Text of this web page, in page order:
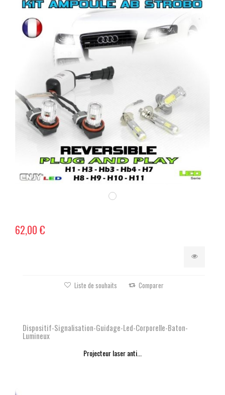
62,00 €
Liste de souhaits Comparer
Dispositif-Signalisation-Guidage-Led-Corporelle-Baton-
Lumineux
Projecteur laser anti...